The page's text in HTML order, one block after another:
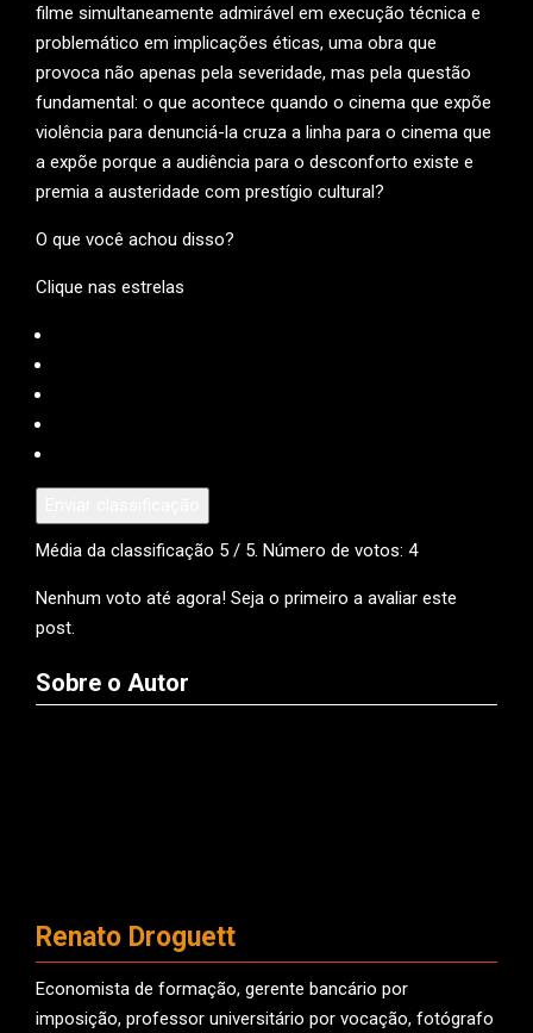
filme simultaneamente admirável em execução técnica e
problemático em implicações éticas, uma obra que
provoca não apenas pela severidade, mas pela questão
fundamental: o que acontece quando o cinema que expõe
violência para denunciá-la cruza a linha para o cinema que
a expõe porque a audiência para o desconforto existe e
premia a austeridade com prestígio cultural?
O que você achou disso?
Clique nas estrelas
Média da classificação 5 / 5. Número de votos: 4
Nenhum voto até agora! Seja o primeiro a avaliar este
post.
Sobre o Autor
Renato Droguett
Economista de formação, gerente bancário por
imposição, professor universitário por vocação, fotógrafo